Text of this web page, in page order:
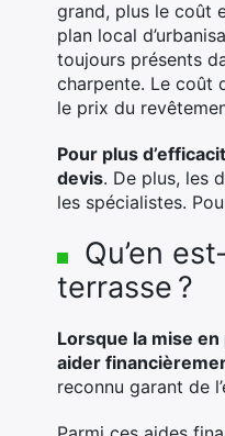
grand, plus le coût
plan local
toujours présents
charpente. Le coût
le prix du
Pour plus
devis. De plus, les
les spécialistes.
Qu’en
terrasse ?
Lorsque la mise
aider
reconnu garant de